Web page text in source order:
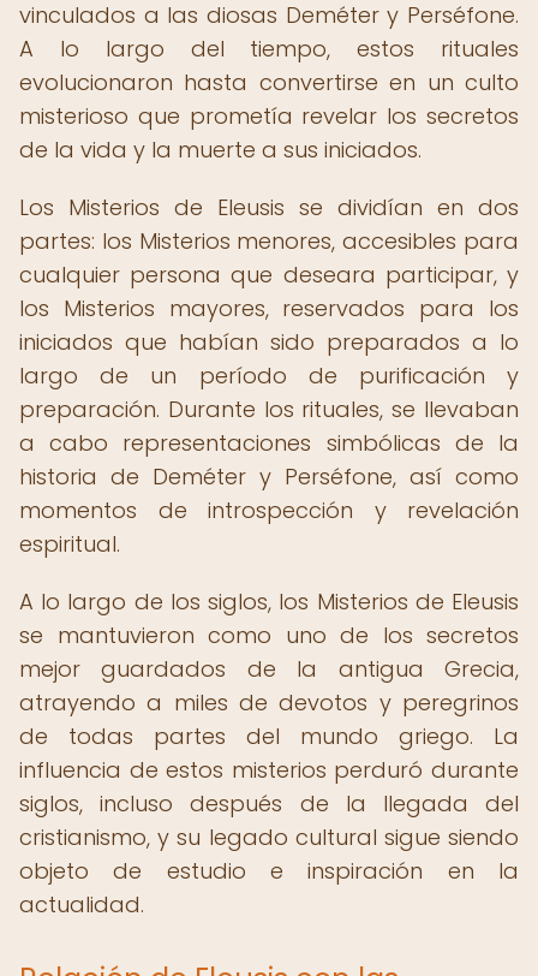
vinculados a las diosas Deméter y Perséfone.
A lo largo del tiempo, estos rituales
evolucionaron hasta convertirse en un culto
misterioso que prometía revelar los secretos
de la vida y la muerte a sus iniciados.
Los Misterios de Eleusis se dividían en dos
partes: los Misterios menores, accesibles para
cualquier persona que deseara participar, y
los Misterios mayores, reservados para los
iniciados que habían sido preparados a lo
largo de un período de purificación y
preparación. Durante los rituales, se llevaban
a cabo representaciones simbólicas de la
historia de Deméter y Perséfone, así como
momentos de introspección y revelación
espiritual.
A lo largo de los siglos, los Misterios de Eleusis
se mantuvieron como uno de los secretos
mejor guardados de la antigua Grecia,
atrayendo a miles de devotos y peregrinos
de todas partes del mundo griego. La
influencia de estos misterios perduró durante
siglos, incluso después de la llegada del
cristianismo, y su legado cultural sigue siendo
objeto de estudio e inspiración en la
actualidad.